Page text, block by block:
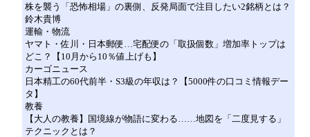
株を襲う「恐怖相場」の裏側、反発局面で注目したい2銘柄とは？
鈴木貴博
運輸・物流
ヤマト・佐川・日本郵便…宅配便の「取扱個数」増加率トップは
どこ？【10月から10％値上げも】
カーゴニュース
日本精工の60代前半・S3級の年収は？【5000件の口コミ情報デー
タ】
教養
【大人の教養】国境線が物語に変わる……地図を「二度見する」
テクニックとは？